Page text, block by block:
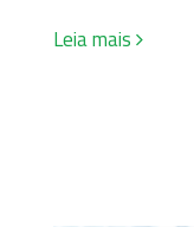
Leia mais